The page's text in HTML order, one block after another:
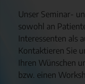
Unser Seminar-
sowohl an
Interessenten als
Kontaktieren Sie
Ihren Wünschen
bzw. einen